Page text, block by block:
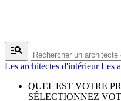
manage_search
Les architectes d'intérieur Les
QUEL EST VOTRE
SÉLECTIONNEZ